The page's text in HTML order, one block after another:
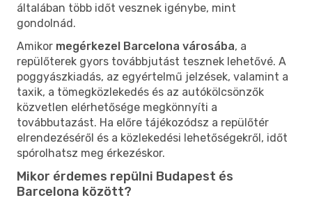
általában több időt vesznek igénybe, mint
gondolnád.
Amikor megérkezel Barcelona városába, a
repülőterek gyors továbbjutást tesznek lehetővé. A
poggyászkiadás, az egyértelmű jelzések, valamint a
taxik, a tömegközlekedés és az autókölcsönzők
közvetlen elérhetősége megkönnyíti a
továbbutazást. Ha előre tájékozódsz a repülőtér
elrendezéséről és a közlekedési lehetőségekről, időt
spórolhatsz meg érkezéskor.
Mikor érdemes repülni Budapest és
Barcelona között?